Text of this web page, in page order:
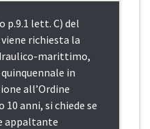
lett. C) del
richiesta la
marittimo,
in
all’Ordine
anni, si chiede se
appaltante